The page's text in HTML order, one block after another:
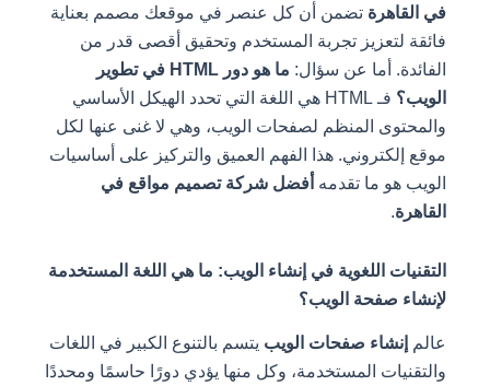
في القاهرةتضمن أن كل عنصر في موقعك مصمم بعناية
فائقة لتعزيز تجربة المستخدم وتحقيق أقصى قدر من
الفائدة. أما عن سؤال:
ما هو دور HTML في تطوير
الويب؟
فـ HTML هي اللغة التي تحدد الهيكل الأساسي
والمحتوى المنظم لصفحات الويب، وهي لا غنى عنها لكل
موقع إلكتروني. هذا الفهم العميق والتركيز على أساسيات
الويب هو ما تقدمهأفضل شركة تصميم مواقع في
القاهرة.
التقنيات اللغوية في إنشاء الويب: ما هي اللغة المستخدمة
لإنشاء صفحة الويب؟
عالمإنشاء صفحات الويبيتسم بالتنوع الكبير في اللغات
والتقنيات المستخدمة، وكل منها يؤدي دورًا حاسمًا ومحددًا